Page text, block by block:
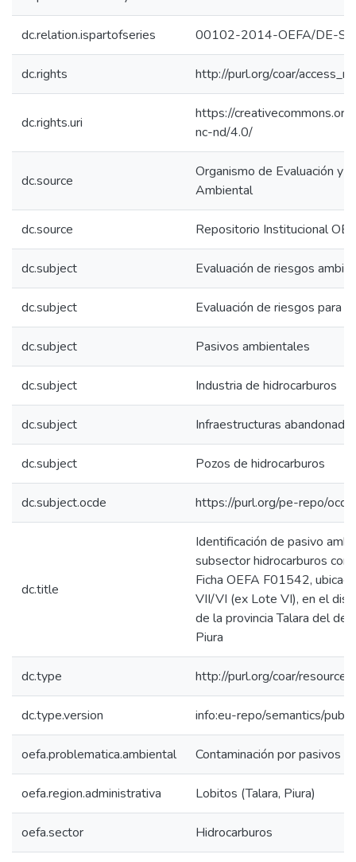
dc.relation.ispartofseries 00102-2014-OEFA/DE-
dc.rights http://purl.org/coar/
dc.rights.uri
https://
nc-nd/4.0/
dc.source
Organismo de Evaluación y
Ambiental
dc.source Repositorio Institucional
dc.subject Evaluación de riesgos
dc.subject Evaluación de riesgos para
dc.subject Pasivos ambientales
dc.subject Industria de hidrocarburos
dc.subject Infraestructuras
dc.subject Pozos de hidrocarburos
dc.subject.ocde https://purl.org/pe-repo/
dc.title
Identificación de pasivo
subsector hidrocarburos con
Ficha OEFA F01542,
VII/VI (ex Lote VI), en el
de la provincia Talara del
Piura
dc.type http://purl.org/coar/
dc.type.version info:eu-repo/semantics/
oefa.problematica.ambiental Contaminación por pasivos
oefa.region.administrativa Lobitos (Talara, Piura)
oefa.sector Hidrocarburos